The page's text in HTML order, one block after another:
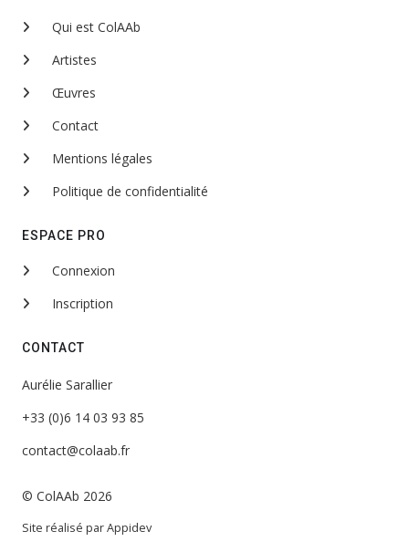
Qui est ColAAb
Artistes
Œuvres
Contact
Mentions légales
Politique de confidentialité
ESPACE PRO
Connexion
Inscription
CONTACT
Aurélie Sarallier
+33 (0)6 14 03 93 85
contact@colaab.fr
© ColAAb 2026
Site réalisé parAppidev